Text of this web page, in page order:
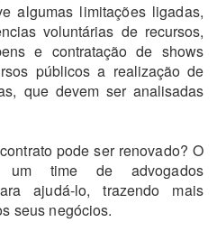
algumas limitações ligadas,
voluntárias de recursos,
e contratação de shows
públicos a realização de
que devem ser analisadas
pode ser renovado? O
um time de advogados
ajudá-lo, trazendo mais
seus negócios.